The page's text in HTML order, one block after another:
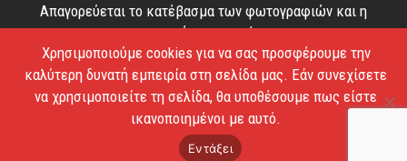
Απαγορεύεται το κατέβασμα των φωτογραφιών και η
αντιγραφή των κειμένων.
Όροι Χρήσης Επικοινωνία
Χρησιμοποιούμε cookies για να σας προσφέρουμε την
καλύτερη δυνατή εμπειρία στη σελίδα μας. Εάν συνεχίσετε
να χρησιμοποιείτε τη σελίδα, θα υποθέσουμε πως είστε
ικανοποιημένοι με αυτό.
Εντάξει